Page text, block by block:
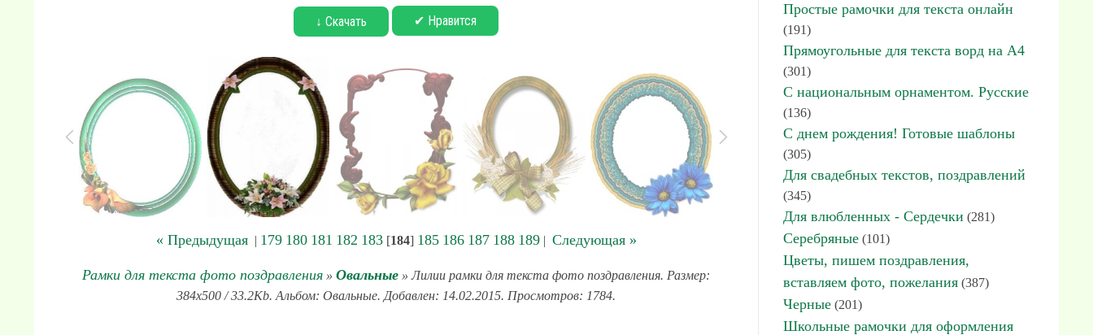
↓ Скачать ✔ Нравится
« Предыдущая| 179 180 181 182 183[184] 185 186 187 188 189| Следующая »
Рамки для текста фото поздравления » Овальные » Лилии рамки для текста фото поздравления. Размер:
384x500 / 33.2Kb. Альбом: Овальные. Добавлен: 14.02.2015. Просмотров: 1784.
Простые рамочки для текста онлайн
(191)
Прямоугольные для текста ворд на А4
(301)
С национальным орнаментом. Русские
(136)
С днем рождения! Готовые шаблоны
(305)
Для свадебных текстов, поздравлений
(345)
Для влюбленных - Сердечки (281)
Серебряные (101)
Цветы, пишем поздравления,
вставляем фото, пожелания (387)
Черные (201)
Школьные рамочки для оформления